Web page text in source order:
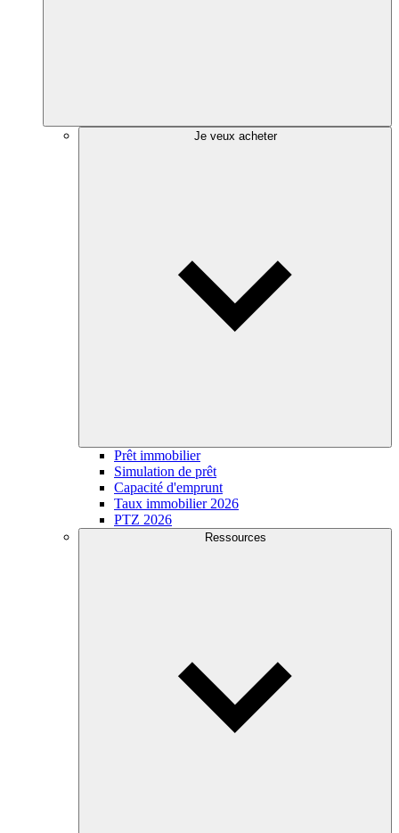
Je veux acheter
Prêt immobilier
Simulation de prêt
Capacité d'emprunt
Taux immobilier 2026
PTZ 2026
Ressources